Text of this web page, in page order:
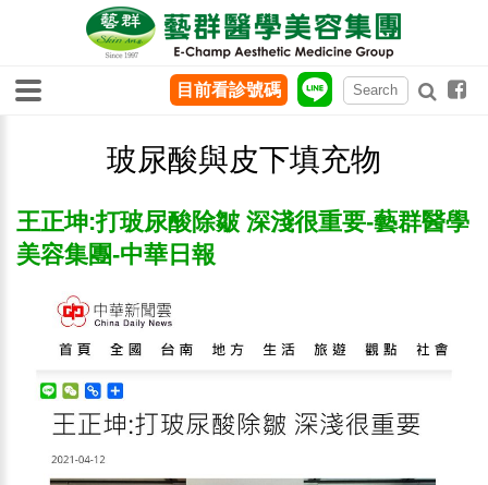
玻尿酸與皮下填充物
王正坤:打玻尿酸除皺 深淺很重要-藝群醫學
美容集團-中華日報
目前看診號碼